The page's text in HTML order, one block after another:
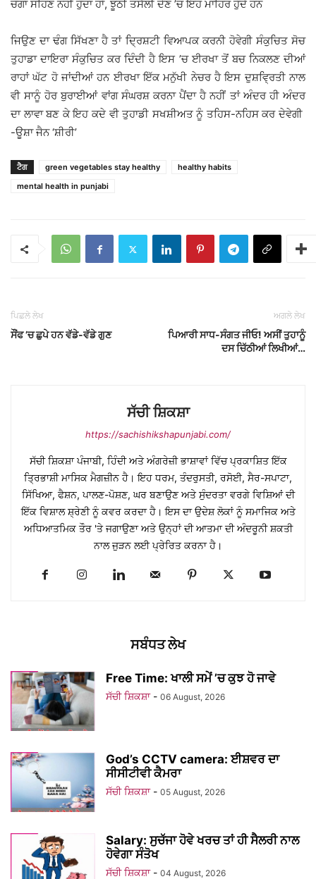
ਚੰਗਾ ਸਹਿਣ ਨਹੀਂ ਹੁੰਦਾ ਹਾਂ, ਝੂਠੀ ਤਸੱਲੀ ਦੇਣ ’ਚ ਇਹ ਮਾਹਿਰ ਹੁੰਦੇ ਹਨ
ਜਿਉਣ ਦਾ ਢੰਗ ਸਿੱਖਣਾ ਹੈ ਤਾਂ ਦ੍ਰਿਸ਼ਟੀ ਵਿਆਪਕ ਕਰਨੀ ਹੋਵੇਗੀ ਸੰਕੁਚਿਤ ਸੋਚ
ਤੁਹਾਡਾ ਦਾਇਰਾ ਸੰਕੁਚਿਤ ਕਰ ਦਿੰਦੀ ਹੈ ਇਸ ’ਚ ਈਰਖਾ ਤੋਂ ਬਚ ਨਿਕਲਣ ਦੀਆਂ
ਰਾਹਾਂ ਘੱਟ ਹੋ ਜਾਂਦੀਆਂ ਹਨ ਈਰਖਾ ਇੱਕ ਮਨੁੱਖੀ ਨੇਚਰ ਹੈ ਇਸ ਦੁਸ਼ਵਿ੍ਰਤੀ ਨਾਲ
ਵੀ ਸਾਨੂੰ ਹੋਰ ਬੁਰਾਈਆਂ ਵਾਂਗ ਸੰਘਰਸ਼ ਕਰਨਾ ਪੈਂਦਾ ਹੈ ਨਹੀਂ ਤਾਂ ਅੰਦਰ ਹੀ ਅੰਦਰ
ਦਾ ਲਾਵਾ ਬਣ ਕੇ ਇਹ ਕਦੇ ਵੀ ਤੁਹਾਡੀ ਸਖਸ਼ੀਅਤ ਨੂੰ ਤਹਿਸ-ਨਹਿਸ ਕਰ ਦੇਵੇਗੀ
-ਊਸ਼ਾ ਜੈਨ ‘ਸ਼ੀਰੀ’
ਟੈਗ green vegetables stay healthy
healthy habits
mental health in punjabi
ਪਿਛਲੇ ਲੇਖ
ਸੌਂਫ ’ਚ ਛੁਪੇ ਹਨ ਵੱਡੇ-ਵੱਡੇ ਗੁਣ
ਅਗਲੇ ਲੇਖ
ਪਿਆਰੀ ਸਾਧ-ਸੰਗਤ ਜੀਓ! ਅਸੀਂ ਤੁਹਾਨੂੰ
ਦਸ ਚਿੱਠੀਆਂ ਲਿਖੀਆਂ…
ਸੱਚੀ ਸ਼ਿਕਸ਼ਾ
https://sachishikshapunjabi.com/
ਸੱਚੀ ਸ਼ਿਕਸ਼ਾ ਪੰਜਾਬੀ, ਹਿੰਦੀ ਅਤੇ ਅੰਗਰੇਜ਼ੀ ਭਾਸ਼ਾਵਾਂ ਵਿੱਚ ਪ੍ਰਕਾਸ਼ਿਤ ਇੱਕ
ਤ੍ਰਿਭਾਸ਼ੀ ਮਾਸਿਕ ਮੈਗਜ਼ੀਨ ਹੈ। ਇਹ ਧਰਮ, ਤੰਦਰੁਸਤੀ, ਰਸੋਈ, ਸੈਰ-ਸਪਾਟਾ,
ਸਿੱਖਿਆ, ਫੈਸ਼ਨ, ਪਾਲਣ-ਪੋਸ਼ਣ, ਘਰ ਬਣਾਉਣ ਅਤੇ ਸੁੰਦਰਤਾ ਵਰਗੇ ਵਿਸ਼ਿਆਂ ਦੀ
ਇੱਕ ਵਿਸ਼ਾਲ ਸ਼੍ਰੇਣੀ ਨੂੰ ਕਵਰ ਕਰਦਾ ਹੈ। ਇਸ ਦਾ ਉਦੇਸ਼ ਲੋਕਾਂ ਨੂੰ ਸਮਾਜਿਕ ਅਤੇ
ਅਧਿਆਤਮਿਕ ਤੌਰ 'ਤੇ ਜਗਾਉਣਾ ਅਤੇ ਉਨ੍ਹਾਂ ਦੀ ਆਤਮਾ ਦੀ ਅੰਦਰੂਨੀ ਸ਼ਕਤੀ
ਨਾਲ ਜੁੜਨ ਲਈ ਪ੍ਰੇਰਿਤ ਕਰਨਾ ਹੈ।
ਸਬੰਧਤ ਲੇਖ
Free Time: ਖਾਲੀ ਸਮੇਂ ’ਚ ਕੁਝ ਹੋ ਜਾਵੇ
ਸੱਚੀ ਸ਼ਿਕਸ਼ਾ - 06 August, 2026
God’s CCTV camera: ਈਸ਼ਵਰ ਦਾ
ਸੀਸੀਟੀਵੀ ਕੈਮਰਾ
ਸੱਚੀ ਸ਼ਿਕਸ਼ਾ - 05 August, 2026
Salary: ਸੁਚੱਜਾ ਹੋਵੇ ਖਰਚ ਤਾਂ ਹੀ ਸੈਲਰੀ ਨਾਲ
ਹੋਵੇਗਾ ਸੰਤੋਖ
ਸੱਚੀ ਸ਼ਿਕਸ਼ਾ - 04 August, 2026